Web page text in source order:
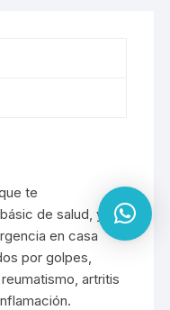
te
de salud, ya
en casa
por golpes,
artritis